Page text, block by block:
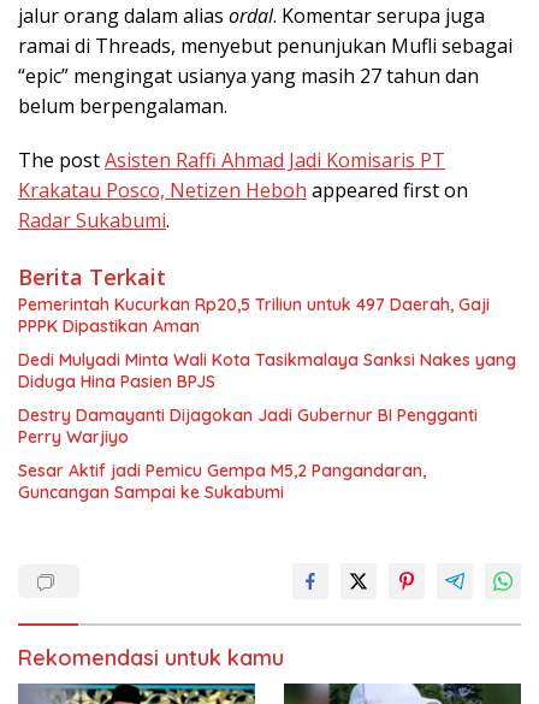
jalur orang dalam alias ordal. Komentar serupa juga
ramai di Threads, menyebut penunjukan Mufli sebagai
“epic” mengingat usianya yang masih 27 tahun dan
belum berpengalaman.
The postAsisten Raffi Ahmad Jadi Komisaris PT
Krakatau Posco, Netizen Heboh appeared first on
Radar Sukabumi.
Berita Terkait
Pemerintah Kucurkan Rp20,5 Triliun untuk 497 Daerah, Gaji
PPPK Dipastikan Aman
Dedi Mulyadi Minta Wali Kota Tasikmalaya Sanksi Nakes yang
Diduga Hina Pasien BPJS
Destry Damayanti Dijagokan Jadi Gubernur BI Pengganti
Perry Warjiyo
Sesar Aktif jadi Pemicu Gempa M5,2 Pangandaran,
Guncangan Sampai ke Sukabumi
Rekomendasi untuk kamu